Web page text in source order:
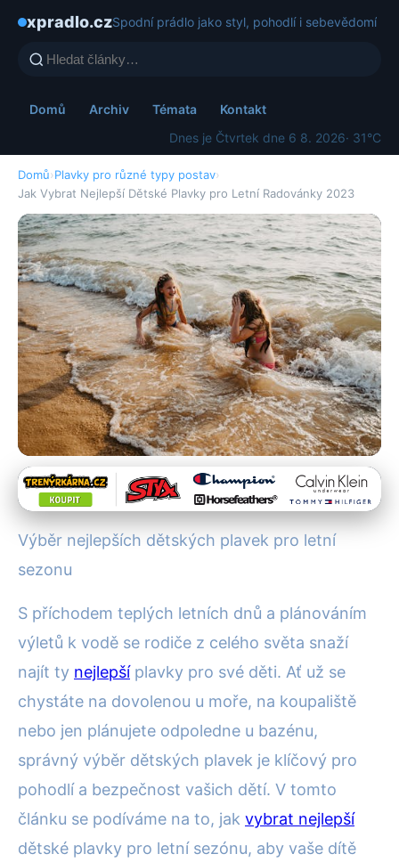
xpradlo.czSpodní prádlo jako styl, pohodlí i sebevědomí
Domů Archiv Témata
Kontakt
Dnes je Čtvrtek dne 6 8. 2026· 31°C
Domů›Plavky pro různé typy postav›
Jak Vybrat Nejlepší Dětské Plavky pro Letní Radovánky 2023
Plavky pro různé typy postav
Jak Vybrat Nejlepší Dětské
12. 1. 2026
Výběr nejlepších dětských plavek pro letní
sezonu
S příchodem teplých letních dnů a plánováním
výletů k vodě se rodiče z celého světa snaží
najít ty nejlepšíplavky pro své děti. Ať už se
chystáte na dovolenou u moře, na koupaliště
nebo jen plánujete odpoledne u bazénu,
správný výběr dětských plavek je klíčový pro
pohodlí a bezpečnost vašich dětí. V tomto
článku se podíváme na to, jak vybrat nejlepší
dětské plavky pro letní sezónu, aby vaše dítě